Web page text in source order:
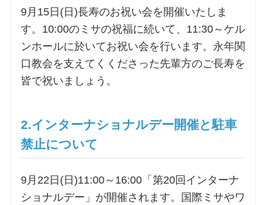
森田神父の講座
シスター中島の講座
オルガンメディテーション
お問合せ
9月15日(日)長寿のお祝い会を開催いたしま
す。10:00のミサの祝福に続いて、11:30～ケル
ンホールに於いてお祝い会を行います。永年関
口教会を支えてくくださった先輩方のご長寿を
皆で祝いましょう。
2.インターナショナルデー開催と駐車
禁止について
9月22日(日)11:00～16:00「第20回インターナ
ショナルデー」が開催されます。国際ミサやワ